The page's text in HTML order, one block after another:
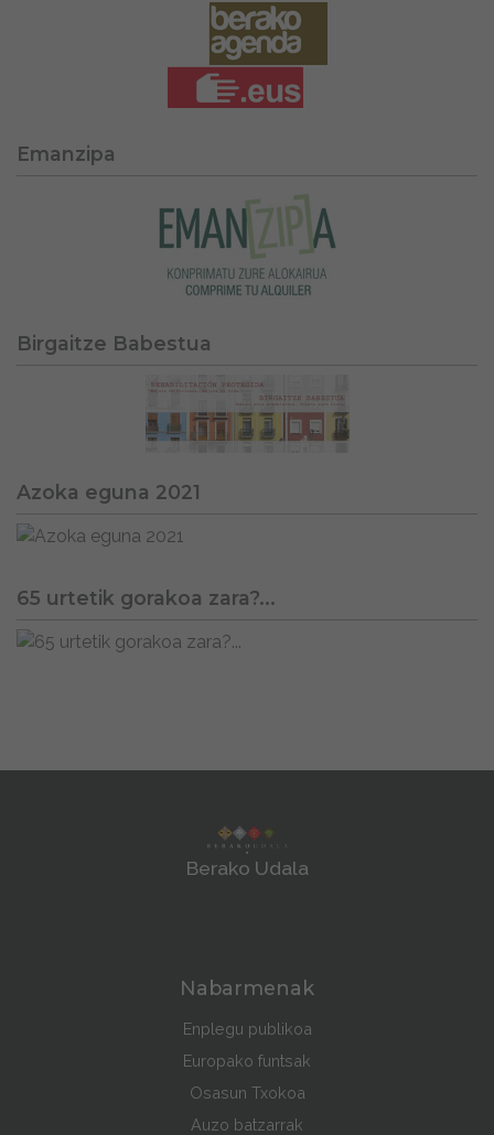
Emanzipa
Birgaitze Babestua
Azoka eguna 2021
65 urtetik gorakoa zara?...
Berako Udala
Nabarmenak
Enplegu publikoa
Europako funtsak
Osasun Txokoa
Auzo batzarrak